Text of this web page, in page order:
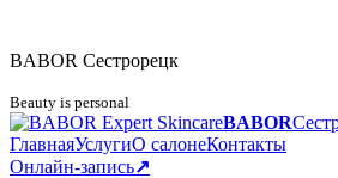
BABOR Сестрорецк
Beauty is personal
BABOR
ГлавнаяУслугиО салонеКонтакты
Онлайн-запись↗